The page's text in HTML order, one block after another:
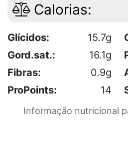
Calorias:
Glícidos: 15.7g
Gord.sat.:
16.1g
Fibras:
0.9g
ProPoints:
14
Informação nutricional